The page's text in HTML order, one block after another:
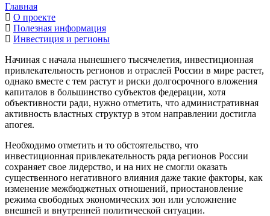
Главная
О проекте
Полезная информация
Инвестиция и регионы
Начиная с начала нынешнего тысячелетия, инвестиционная
привлекательность регионов и отраслей России в мире растет,
однако вместе с тем растут и риски долгосрочного вложения
капиталов в большинство субъектов федерации, хотя
объективности ради, нужно отметить, что административная
активность властных структур в этом направлении достигла
апогея.
Необходимо отметить и то обстоятельство, что
инвестиционная привлекательность ряда регионов России
сохраняет свое лидерство, и на них не смогли оказать
существенного негативного влияния даже такие факторы, как
изменение межбюджетных отношений, приостановление
режима свободных экономических зон или усложнение
внешней и внутренней политической ситуации.